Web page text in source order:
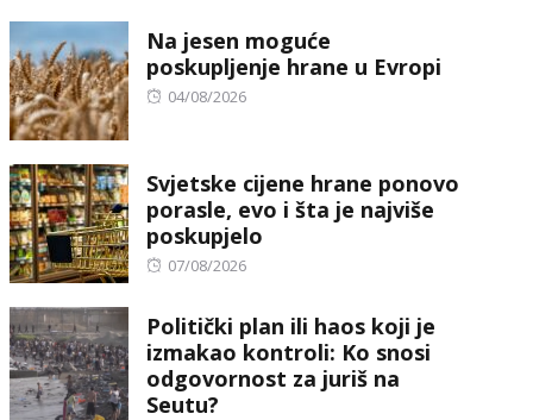
Na jesen moguće
poskupljenje hrane u Evropi
Posted
04/08/2026
Svjetske cijene hrane ponovo
porasle, evo i šta je najviše
poskupjelo
Posted
07/08/2026
Politički plan ili haos koji je
izmakao kontroli: Ko snosi
odgovornost za juriš na
Seutu?